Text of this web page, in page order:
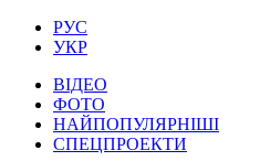
РУС
УКР
ВІДЕО
ФОТО
НАЙПОПУЛЯРНІШІ
СПЕЦПРОЕКТИ